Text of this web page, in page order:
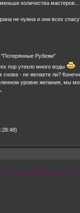
количества
не нужна и они всех
"Потерянные Рубежи"
пор утекло много воды
- не желаете ли?
уровне желания, мы
большую улыбку нежели